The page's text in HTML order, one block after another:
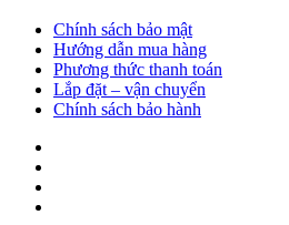
Chính sách bảo mật
Hướng dẫn mua hàng
Phương thức thanh toán
Lắp đặt – vận chuyển
Chính sách bảo hành